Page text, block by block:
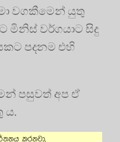
වගකීමෙන් යුතු
මිනිස් වර්ගයාට සිදු
පදනම එහි
පසුවත් අප ඒ
ය.